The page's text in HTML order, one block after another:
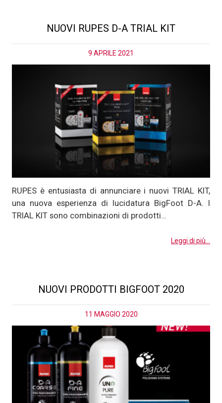
NUOVI RUPES D-A TRIAL KIT
9 APRILE 2021
RUPES è entusiasta di annunciare i nuovi TRIAL KIT,
una nuova esperienza di lucidatura BigFoot D-A. I
TRIAL KIT sono combinazioni di prodotti…
Leggi di più...
NUOVI PRODOTTI BIGFOOT 2020
11 MAGGIO 2020